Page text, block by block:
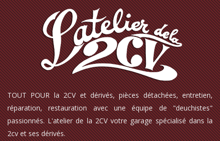
TOUT POUR la 2CV et dérivés, pièces détachées, entretien,
réparation, restauration avec une équipe de "deuchistes"
passionnés. L'atelier de la 2CV votre garage spécialisé dans la
2cv et ses dérivés.